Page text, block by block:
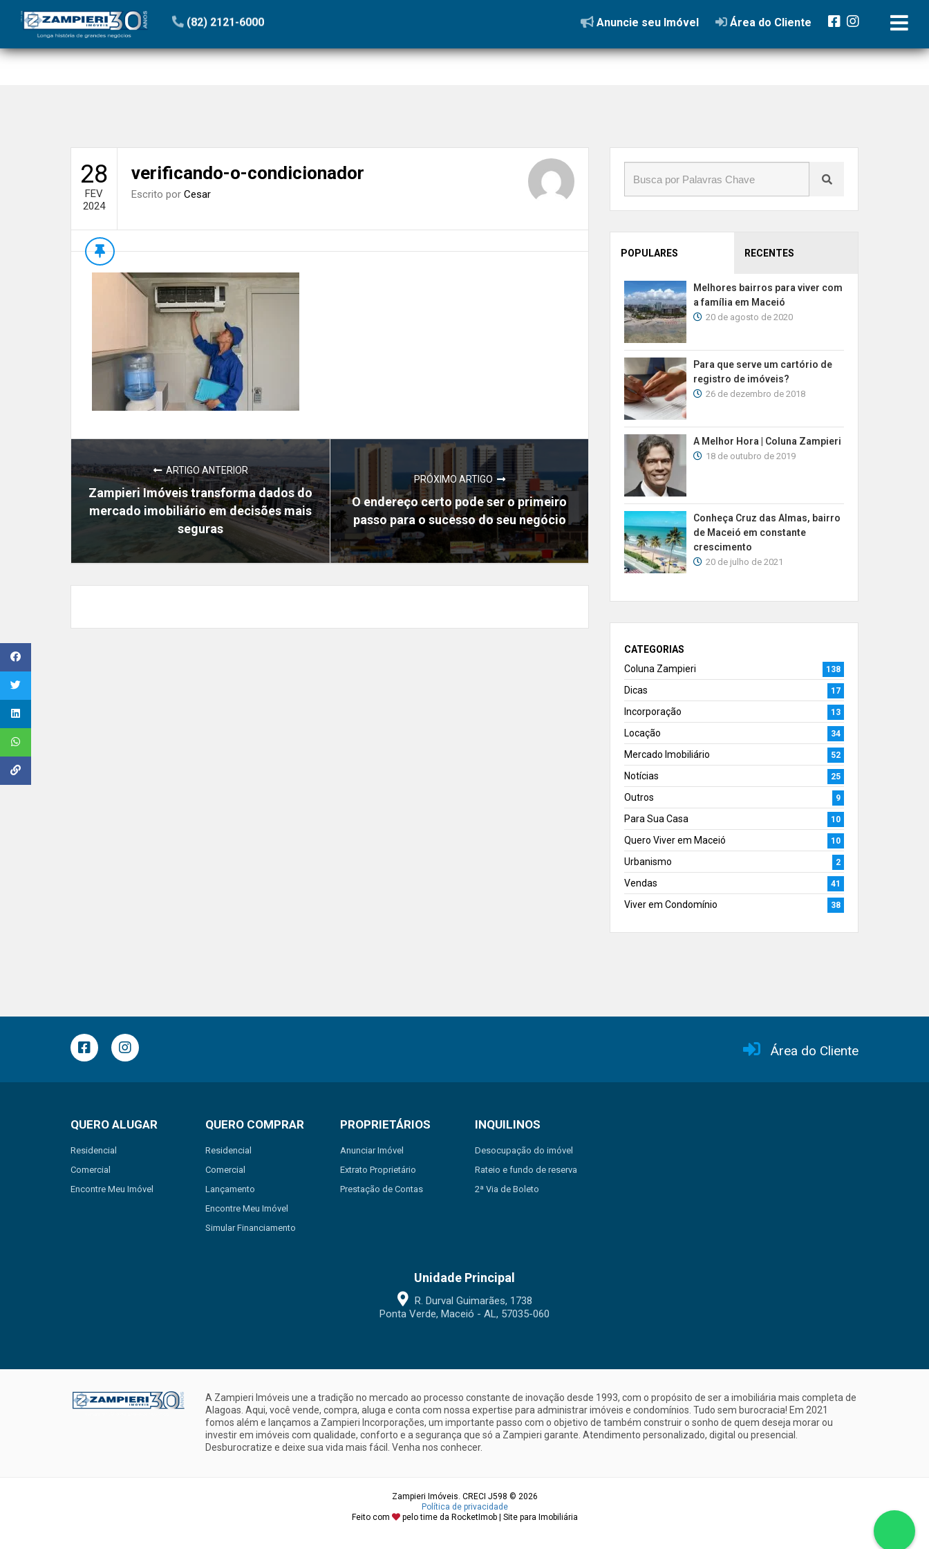
(82) 2121-6000 Anuncie seu Imóvel Área do Cliente
Início»Blog»Manutenções Preventivas garantem economia e tranquilidade para condomínios verificando-o-condicionador
28
FEV
2024
verificando-o-condicionador
Escrito por Cesar
ARTIGO ANTERIOR
Zampieri Imóveis transforma dados do
mercado imobiliário em decisões mais
seguras
PRÓXIMO ARTIGO
O endereço certo pode ser o primeiro
passo para o sucesso do seu negócio
POPULARES RECENTES
Melhores bairros para viver com
a família em Maceió
20 de agosto de 2020
Para que serve um cartório de
registro de imóveis?
26 de dezembro de 2018
A Melhor Hora | Coluna Zampieri
18 de outubro de 2019
Conheça Cruz das Almas, bairro
de Maceió em constante
crescimento
20 de julho de 2021
CATEGORIAS
Coluna Zampieri
138
Dicas 17
Incorporação 13
Locação 34
Mercado Imobiliário 52
Notícias 25
Outros 9
Para Sua Casa 10
Quero Viver em Maceió 10
Urbanismo 2
Vendas 41
Viver em Condomínio 38
Área do Cliente
QUERO ALUGAR
Residencial
Comercial
Encontre Meu Imóvel
QUERO COMPRAR
Residencial
Comercial
Lançamento
Encontre Meu Imóvel
Simular Financiamento
PROPRIETÁRIOS
Anunciar Imóvel
Extrato Proprietário
Prestação de Contas
INQUILINOS
Desocupação do imóvel
Rateio e fundo de reserva
2ª Via de Boleto
Unidade Principal
R. Durval Guimarães, 1738
Ponta Verde, Maceió - AL, 57035-060
A Zampieri Imóveis une a tradição no mercado ao processo constante de inovação desde 1993, com o propósito de ser a imobiliária mais completa de
Alagoas. Aqui, você vende, compra, aluga e conta com nossa expertise para administrar imóveis e condomínios. Tudo sem burocracia! Em 2021
fomos além e lançamos a Zampieri Incorporações, um importante passo com o objetivo de também construir o sonho de quem deseja morar ou
investir em imóveis com qualidade, conforto e a segurança que só a Zampieri garante. Atendimento personalizado, digital ou presencial.
Desburocratize e deixe sua vida mais fácil. Venha nos conhecer.
Zampieri Imóveis. CRECI J598 © 2026
Política de privacidade
Feito com
pelo time da RocketImob | Site para Imobiliária